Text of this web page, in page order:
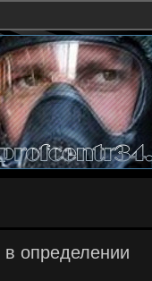
определении